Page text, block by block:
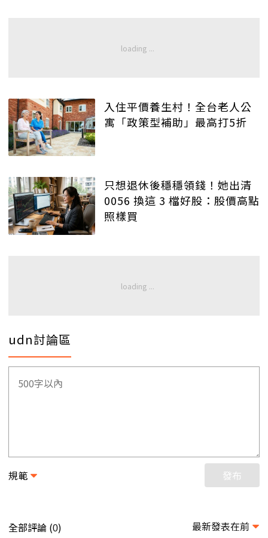
入住平價養生村！全台老人公
寓「政策型補助」最高打5折
只想退休後穩穩領錢！她出清
0056 換這 3 檔好股：股價高點
照樣買
udn討論區
規範 發布
全部評論 (0) 最新發表在前